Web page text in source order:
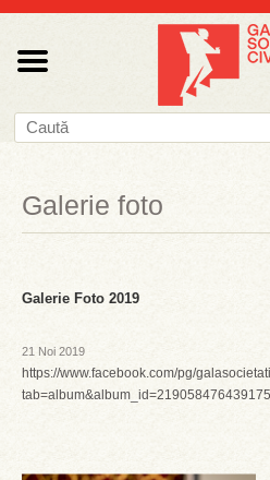
Galerie foto
Galerie Foto 2019
21 Noi 2019
https://www.facebook.com/pg/